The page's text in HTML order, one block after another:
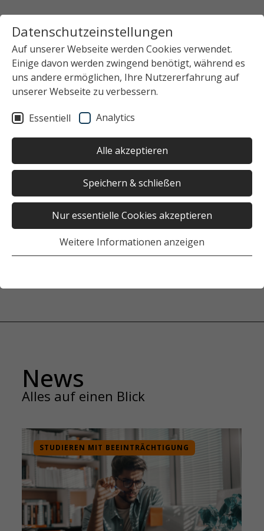
Datenschutzeinstellungen
Auf unserer Webseite werden Cookies verwendet.
Einige davon werden zwingend benötigt, während es
uns andere ermöglichen, Ihre Nutzererfahrung auf
unserer Webseite zu verbessern.
Essentiell Analytics
Alle akzeptieren
Speichern & schließen
Nur essentielle Cookies akzeptieren
Weitere Informationen anzeigen
Startseite
Das Studierendenwerk Hamburg
Newsübersicht
News-Detailansicht
Keinen Beitrag ausgewählt
War die Seite hilfreich?
Ja Nein
News
Alles auf einen Blick
STUDIEREN MIT BEEINTRÄCHTIGUNG